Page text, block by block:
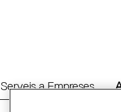
Serveis a Empreses